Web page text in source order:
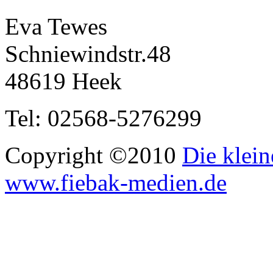
Eva Tewes
Schniewindstr.48
48619 Heek
Tel: 02568-5276299
Copyright ©2010 Die
www.fiebak-medien.de